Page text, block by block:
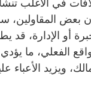
في الأغلب
بعض المقاولين،
أو الإدارة، قد
الفعلي، ما
ويزيد الأعباء